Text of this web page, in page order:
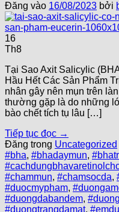
Đăng vào 16/08/2023 bởi
16
Th8
Tại Sao Axit Salicylic
Hầu Hết Các Sản Phẩm
nhân gây nên mụn trên
thường gặp là do những
bào chết tích tụ lâu […]
Tiếp tục đọc →
Đăng trong Uncategorized
#bha, #bhadaymun,
#chammun, #chamsocda,
#duocmypham,
#duongdabandem,
#duongtrangdamat,